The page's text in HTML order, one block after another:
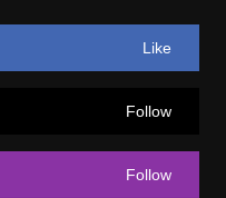
Like
Follow
Follow